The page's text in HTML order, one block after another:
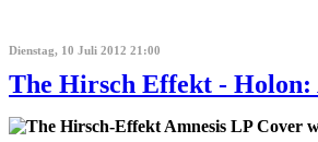
Dienstag, 10 Juli 2012 21:00
The Hirsch Effekt - Holon: